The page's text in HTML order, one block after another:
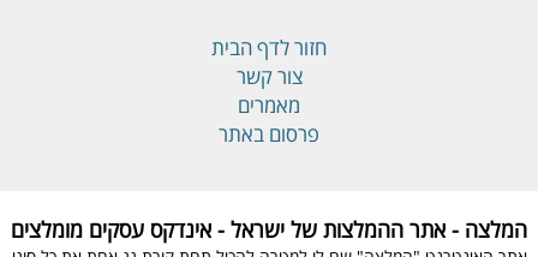
חזור לדף הבית
צור קשר
מאמרים
פרסום באתר
המלצה - אתר ההמלצות של ישראל - אינדקס עסקים מומלצים